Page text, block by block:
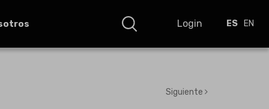
Login ES EN
Siguiente